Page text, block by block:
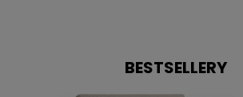
BESTSELLERY